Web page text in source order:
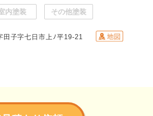
内塗装 その他塗装
子字七日市上ﾉ平19-21